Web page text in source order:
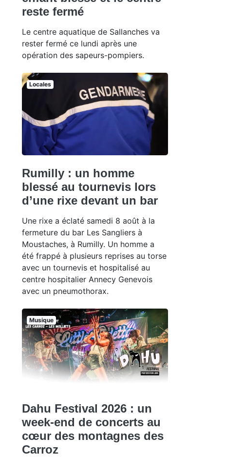
reste fermé
Le centre aquatique de Sallanches va
rester fermé ce lundi après une
opération des sapeurs-pompiers.
Locales
Rumilly : un homme
blessé au tournevis lors
d’une rixe devant un bar
Une rixe a éclaté samedi 8 août à la
fermeture du bar Les Sangliers à
Moustaches, à Rumilly. Un homme a
été frappé à plusieurs reprises au torse
avec un tournevis et hospitalisé au
centre hospitalier Annecy Genevois
avec un pneumothorax.
Musique
Dahu Festival 2026 : un
week-end de concerts au
cœur des montagnes des
Carroz